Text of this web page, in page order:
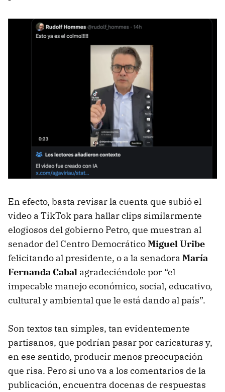
En efecto, basta revisar la cuenta que subió el
video a TikTok para hallar clips similarmente
elogiosos del gobierno Petro, que muestran al
senador del Centro DemocráticoMiguel Uribe
felicitando al presidente, o a la senadora María
Fernanda Cabal agradeciéndole por “el
impecable manejo económico, social, educativo,
cultural y ambiental que le está dando al país”.
Son textos tan simples, tan evidentemente
partisanos, que podrían pasar por caricaturas y,
en ese sentido, producir menos preocupación
que risa. Pero si uno va a los comentarios de la
publicación, encuentra docenas de respuestas